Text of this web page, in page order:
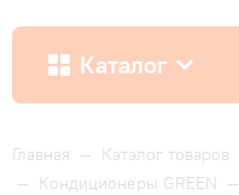
Каталог
Как купить
Главная — Каталог товаров
— Кондиционеры GREEN —